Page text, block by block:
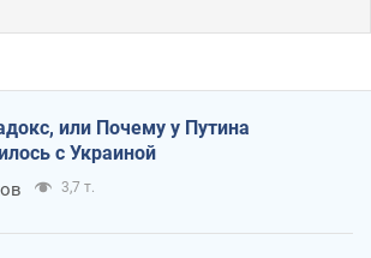
или Почему у Путина
с Украиной
3,7 т.